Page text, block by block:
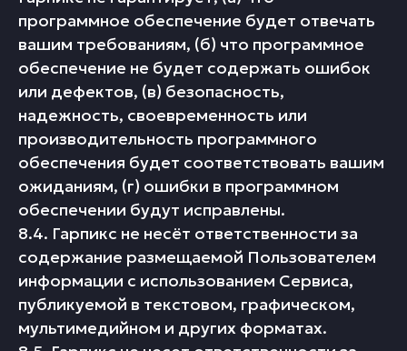
программное обеспечение будет отвечать
вашим требованиям, (б) что программное
обеспечение не будет содержать ошибок
или дефектов, (в) безопасность,
надежность, своевременность или
производительность программного
обеспечения будет соответствовать вашим
ожиданиям, (г) ошибки в программном
обеспечении будут исправлены.
8.4. Гарпикс не несёт ответственности за
содержание размещаемой Пользователем
информации с использованием Сервиса,
публикуемой в текстовом, графическом,
мультимедийном и других форматах.